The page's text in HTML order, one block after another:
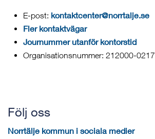
E-post: kontaktcenter@norrtalje.se
Fler kontaktvägar
Journummer utanför kontorstid
Organisationsnummer: 212000-0217
Följ oss
Norrtälje kommun i sociala medier